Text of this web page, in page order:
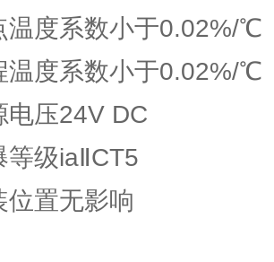
度系数小于0.02%/℃
度系数小于0.02%/℃
压24V DC
级iaⅡCT5
置无影响